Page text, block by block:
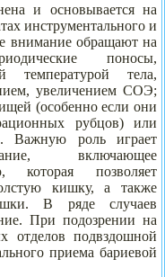
и основывается на
инструментального и
внимание обращают на
поносы,
температурой тела,
увеличением СОЭ;
(особенно если они
рубцов) или
Важную роль играет
включающее
которая позволяет
кишку, а также
В ряде случаев
При подозрении на
отделов подвздошной
приема бариевой